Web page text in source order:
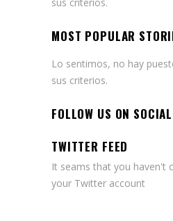
MOST POPULAR
Lo sentimos, no hay
sus criterios.
FOLLOW US ON
TWITTER FEED
It seams that you haven't
your Twitter account